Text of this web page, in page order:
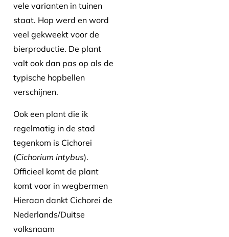
vele varianten in tuinen
staat. Hop werd en word
veel gekweekt voor de
bierproductie. De plant
valt ook dan pas op als de
typische hopbellen
verschijnen.
Ook een plant die ik
regelmatig in de stad
tegenkom is Cichorei
(Cichorium intybus).
Officieel komt de plant
komt voor in wegbermen
Hieraan dankt Cichorei de
Nederlands/Duitse
volksnaam